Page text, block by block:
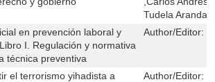
Tudela Aranda
en prevención laboral y
I. Regulación y normativa
técnica preventiva
Author/Editor:
el terrorismo yihadista a
Author/Editor: